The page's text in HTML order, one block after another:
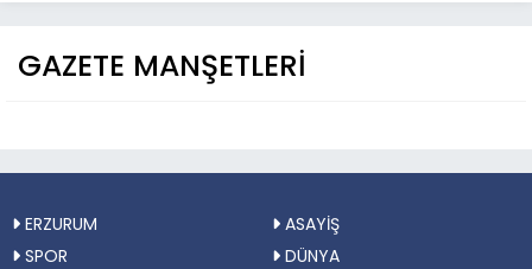
GAZETE MANŞETLERİ
ERZURUM
ASAYİŞ
SPOR
DÜNYA